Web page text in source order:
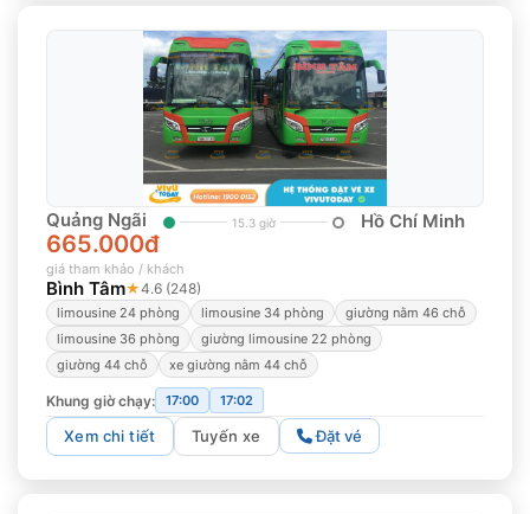
Quảng Ngãi 15.3 giờ Hồ Chí Minh
665.000đ
giá tham khảo / khách
Bình Tâm★4.6 (248)
limousine 24 phòng limousine 34 phòng
giường nằm 46 chỗ
limousine 36 phòng
giường limousine 22 phòng
giường 44 chỗ
xe giường nằm 44 chỗ
Khung giờ chạy: 17:00 17:02
Xem chi tiết Tuyến xe Đặt vé